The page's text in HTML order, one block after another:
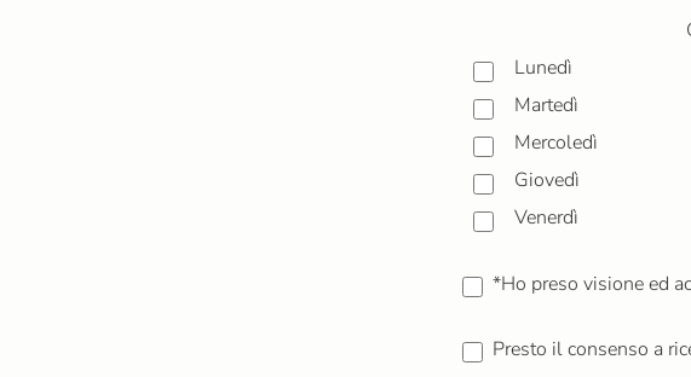
Lunedì
Martedì
Mercoledì
Giovedì
Venerdì
*Ho preso visione ed
Presto il consenso a